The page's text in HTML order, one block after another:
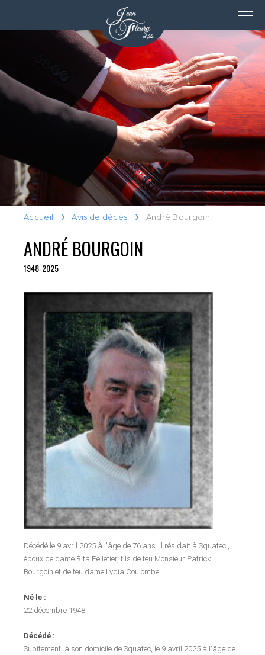
Accueil Avis de décès André Bourgoin
ANDRÉ BOURGOIN
1948-2025
Décédé le 9 avril 2025 à l'âge de 76 ans. Il résidait à Squatec ,
époux de dame Rita Pelletier, fils de feu Monsieur Patrick
Bourgoin et de feu dame Lydia Coulombe.
Né le :
22 décembre 1948
Décédé :
Subitement, à son domicile de Squatec, le 9 avril 2025 à l'âge de